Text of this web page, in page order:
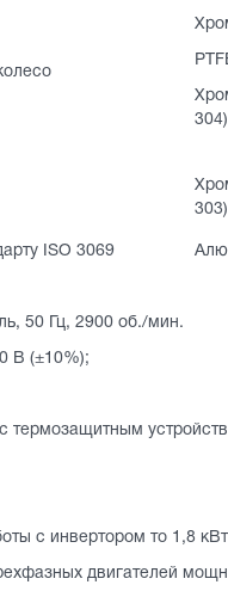
303)
ISO 3069
50 Гц, 2900 об./мин.
В (±10%);
с инвертором то 1,8
двигателей